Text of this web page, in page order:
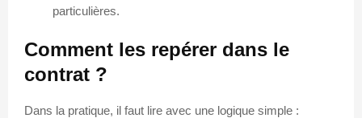
particulières.
Comment les repérer dans le
contrat ?
Dans la pratique, il faut lire avec une logique simple :